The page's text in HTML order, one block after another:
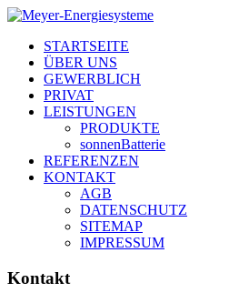
STARTSEITE
ÜBER UNS
GEWERBLICH
PRIVAT
LEISTUNGEN
PRODUKTE
sonnenBatterie
REFERENZEN
KONTAKT
AGB
DATENSCHUTZ
SITEMAP
IMPRESSUM
Kontakt